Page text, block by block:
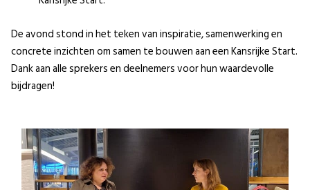
De avond stond in het teken van inspiratie, samenwerking en
concrete inzichten om samen te bouwen aan een Kansrijke Start.
Dank aan alle sprekers en deelnemers voor hun waardevolle
bijdragen!